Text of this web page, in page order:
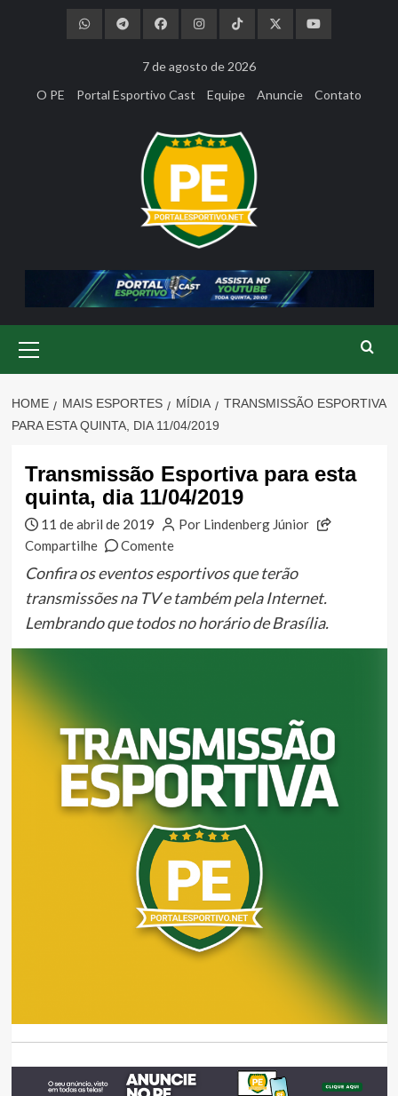
7 de agosto de 2026
O PE
Portal Esportivo Cast Equipe Anuncie Contato
Menu
HOME MAIS ESPORTES MÍDIA
TRANSMISSÃO ESPORTIVA
PARA ESTA QUINTA, DIA 11/04/2019
Transmissão Esportiva para esta
quinta, dia 11/04/2019
11 de abril de 2019
Por Lindenberg Júnior
Compartilhe
Comente
Confira os eventos esportivos que terão
transmissões na TV e também pela Internet.
Lembrando que todos no horário de Brasília.